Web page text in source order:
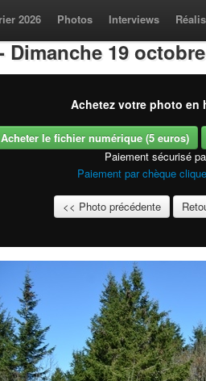
2026 Photos Interviews
Dimanche 19
Achetez votre photo en
Acheter le fichier numérique (5 euros)
Paiement sécurisé
Paiement par chèque
<< Photo précédente